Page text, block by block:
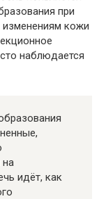
при
изменениям кожи
наблюдается
на
идёт, как